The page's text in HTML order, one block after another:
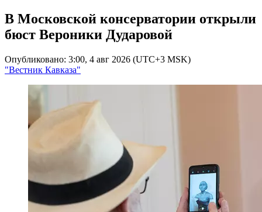
В Московской консерватории открыли
бюст Вероники Дударовой
Опубликовано: 3:00, 4 авг 2026 (UTC+3 MSK)
"Вестник Кавказа"